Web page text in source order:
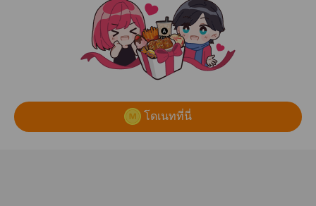
โดเนทที่นี่